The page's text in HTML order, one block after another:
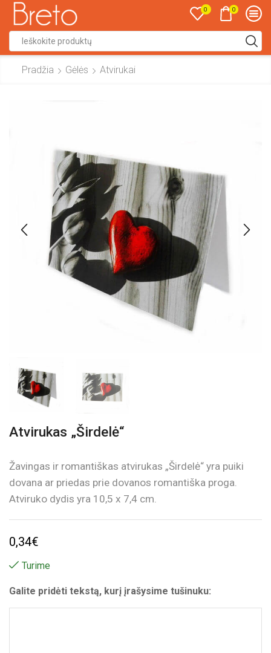
0 0
input
Pradžia Gėlės Atvirukai
Atvirukas „Širdelė“
Žavingas ir romantiškas atvirukas „Širdelė“ yra puiki
dovana ar priedas prie dovanos romantiška proga.
Atviruko dydis yra 10,5 x 7,4 cm.
0,34€
Turime
Galite pridėti tekstą, kurį įrašysime tušinuku: